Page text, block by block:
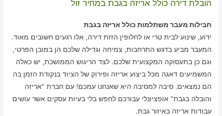
הובלת דירה כולל אריזה בגבת במחיר זול
חבילות מעבר משתלמות כולל אריזה בגבת
ידוע, שינוע לבית טרי או לחלופין הזזת דירה, אלו רגעים חשובים מאוד.
המעבר מביע בדגש התרחבות, צמיחה וגדילה שלכם הן במובן הפרטי,
וגם כן בתעסוקה המקצועית שלכם. לצד הריגוש הממושכת, יש כאלה
המשמיעים דאגה מכל ביצוע אריזה ופירוק של הציוד בנקודת הזמן בה
הם נמצאים. סיבה למסיבה היא שאנחנו עמכם! עם חברת "אריזה
והובלה בגבת" אופציונלי עבורכם לחפש בלי בעיות עסקים אשר עושים
עבודות אריזה באיזור גבת.